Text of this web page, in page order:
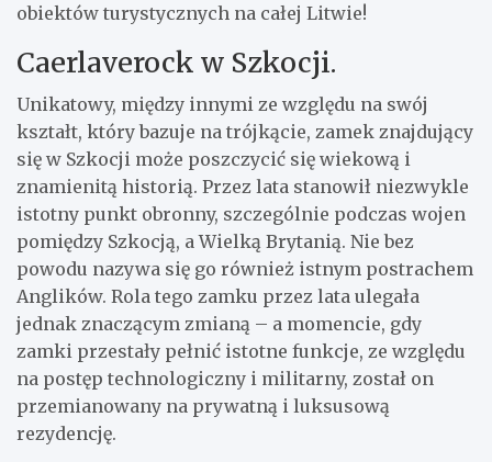
obiektów turystycznych na całej Litwie!
Caerlaverock w Szkocji.
Unikatowy, między innymi ze względu na swój
kształt, który bazuje na trójkącie, zamek znajdujący
się w Szkocji może poszczycić się wiekową i
znamienitą historią. Przez lata stanowił niezwykle
istotny punkt obronny, szczególnie podczas wojen
pomiędzy Szkocją, a Wielką Brytanią. Nie bez
powodu nazywa się go również istnym postrachem
Anglików. Rola tego zamku przez lata ulegała
jednak znaczącym zmianą – a momencie, gdy
zamki przestały pełnić istotne funkcje, ze względu
na postęp technologiczny i militarny, został on
przemianowany na prywatną i luksusową
rezydencję.